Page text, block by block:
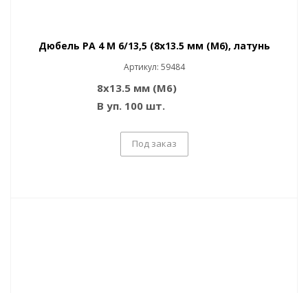
Дюбель PA 4 M 6/13,5 (8x13.5 мм (M6), латунь
Артикул: 59484
8x13.5 мм (M6)
В уп. 100 шт.
Под заказ